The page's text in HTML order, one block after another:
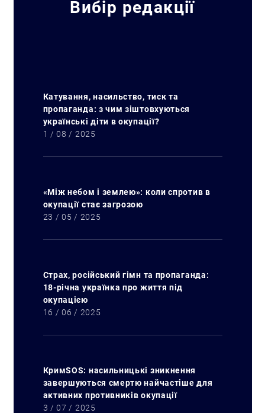
Искать:
Вибір редакції
Катування, насильство, тиск та
пропаганда: з чим зіштовхуються
українські діти в окупації?
1 / 08 / 2025
«Між небом і землею»: коли спротив в
окупації стає загрозою
23 / 05 / 2025
Страх, російський гімн та пропаганда:
18-річна українка про життя під
окупацією
16 / 06 / 2025
КримSOS: насильницькі зникнення
завершуються смертю найчастіше для
активних противників окупації
3 / 07 / 2025